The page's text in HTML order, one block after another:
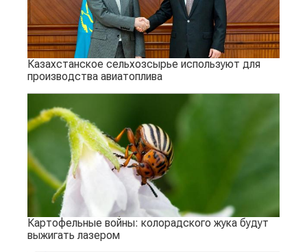
Казахстанское сельхозсырье используют для
производства авиатоплива
Картофельные войны: колорадского жука будут
выжигать лазером